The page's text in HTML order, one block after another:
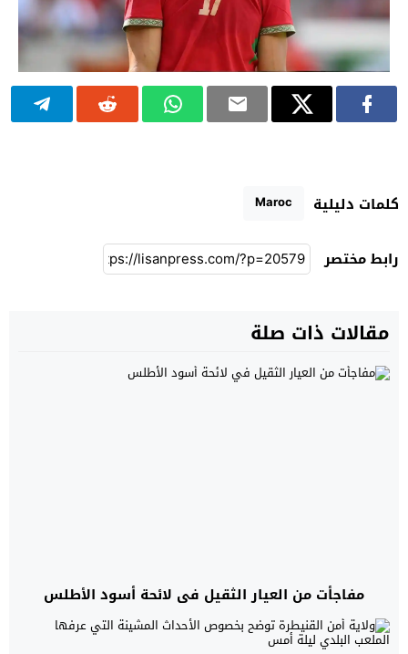
كلمات دليلية Maroc
رابط مختصر
مقالات ذات صلة
مفاجأت من العيار الثقيل في لائحة أسود الأطلس